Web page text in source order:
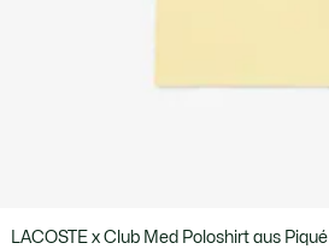
LACOSTE x Club Med Poloshirt aus Piqué